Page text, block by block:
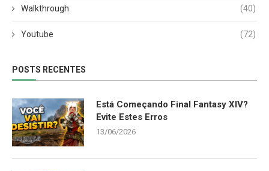
Walkthrough (40)
Youtube (72)
POSTS RECENTES
Está Começando Final Fantasy XIV?
Evite Estes Erros
13/06/2026